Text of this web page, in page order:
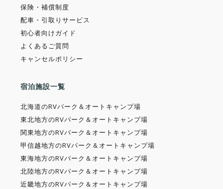
保険・補償制度
配車・引取りサービス
初心者向けガイド
よくあるご質問
キャンセルポリシー
宿泊施設一覧
北海道のRVパーク＆オートキャンプ場
東北地方のRVパーク＆オートキャンプ場
関東地方のRVパーク＆オートキャンプ場
甲信越地方のRVパーク＆オートキャンプ場
東海地方のRVパーク＆オートキャンプ場
北陸地方のRVパーク＆オートキャンプ場
近畿地方のRVパーク＆オートキャンプ場